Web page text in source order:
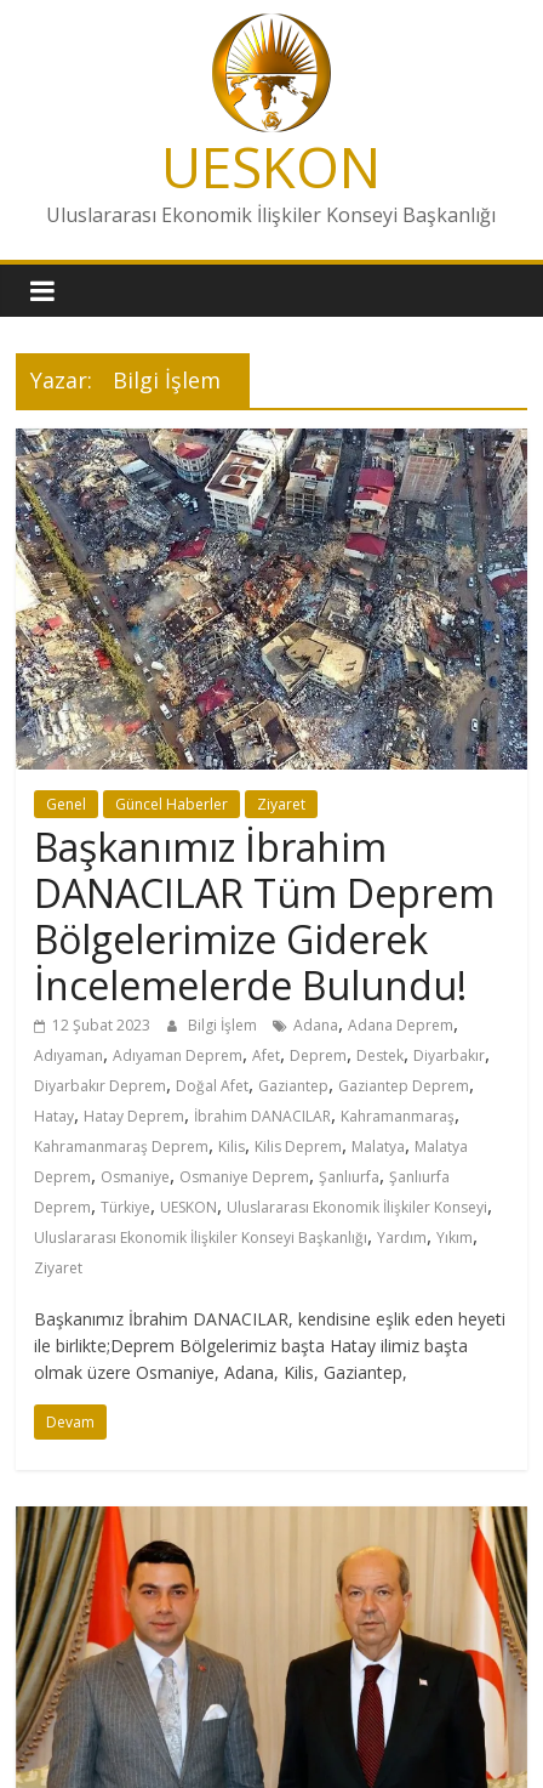
UESKON
Uluslararası Ekonomik İlişkiler Konseyi Başkanlığı
Yazar: Bilgi İşlem
Genel Güncel Haberler Ziyaret
Başkanımız İbrahim
DANACILAR Tüm Deprem
Bölgelerimize Giderek
İncelemelerde Bulundu!
12 Şubat 2023 Bilgi İşlem Adana,Adana Deprem,
Adıyaman,Adıyaman Deprem,Afet, Deprem, Destek, Diyarbakır,
Diyarbakır Deprem, Doğal Afet, Gaziantep, Gaziantep Deprem,
Hatay, Hatay Deprem, İbrahim DANACILAR, Kahramanmaraş,
Kahramanmaraş Deprem, Kilis, Kilis Deprem, Malatya, Malatya
Deprem, Osmaniye, Osmaniye Deprem,Şanlıurfa,Şanlıurfa
Deprem,Türkiye, UESKON, Uluslararası Ekonomik İlişkiler Konseyi,
Uluslararası Ekonomik İlişkiler Konseyi Başkanlığı,Yardım,Yıkım,
Ziyaret
Başkanımız İbrahim DANACILAR, kendisine eşlik eden heyeti
ile birlikte;Deprem Bölgelerimiz başta Hatay ilimiz başta
olmak üzere Osmaniye, Adana, Kilis, Gaziantep,
Devam